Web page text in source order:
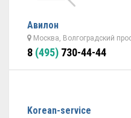
Авилон
Москва, Волгоградский
8 (495) 730-44-44
Korean-service